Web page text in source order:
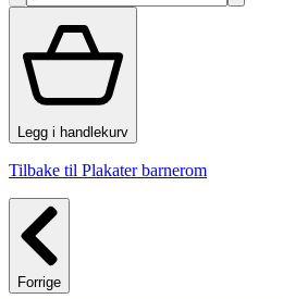
Legg i handlekurv
Tilbake til Plakater barnerom
Forrige